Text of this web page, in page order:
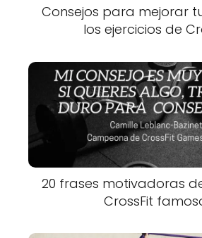
Consejos para mejorar
los ejercicios de
20 frases motivadoras
CrossFit